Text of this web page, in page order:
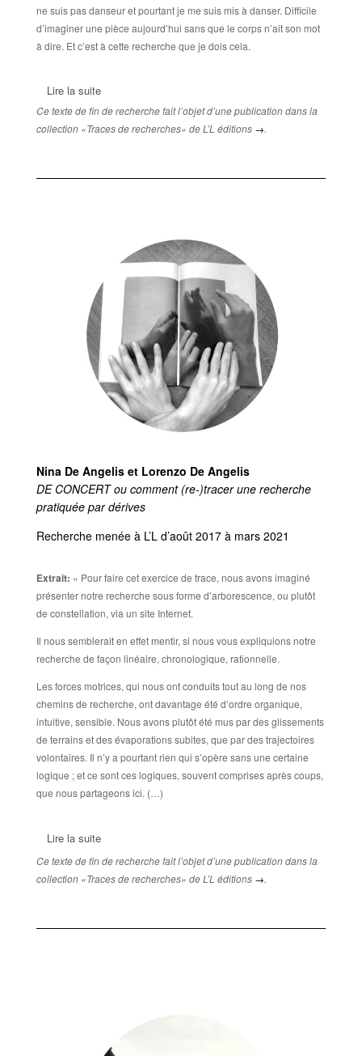
ne suis pas danseur et pourtant je me suis mis à danser. Difficile
d’imaginer une pièce aujourd’hui sans que le corps n’ait son mot
à dire. Et c’est à cette recherche que je dois cela.
Lire la suite
Ce texte de fin de recherche fait l’objet d’une publication dans la
collection «Traces de recherches» de L’L éditions →.
Nina De Angelis et Lorenzo De Angelis
DE CONCERTou comment (re-)tracer une recherche
pratiquée par dérives
Recherche menée à L’L d’août 2017 à mars 2021
Extrait:​ « Pour faire cet exercice de trace, nous avons imaginé
présenter notre recherche sous forme d’arborescence, ou plutôt
de constellation, via un site Internet.
Il nous semblerait en effet mentir, si nous vous expliquions notre
recherche de façon linéaire, chronologique, rationnelle.
Les forces motrices, qui nous ont conduits tout au long de nos
chemins de recherche, ont davantage été d’ordre organique,
intuitive, sensible. Nous avons plutôt été mus par des glissements
de terrains et des évaporations subites, que par des trajectoires
volontaires. Il n’y a pourtant rien qui s’opère sans une certaine
logique ; et ce sont ces logiques, souvent comprises après coups,
que nous partageons ici. (…)
Lire la suite
Ce texte de fin de recherche fait l’objet d’une publication dans la
collection «Traces de recherches» de L’L éditions →.